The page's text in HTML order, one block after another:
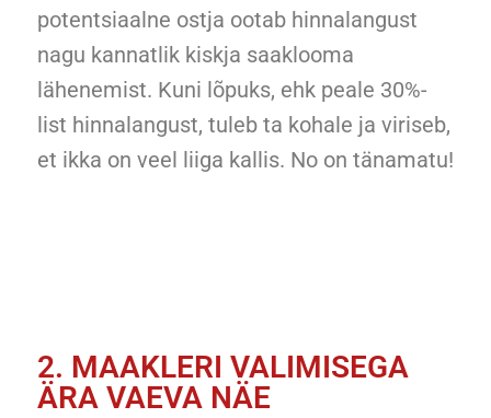
potentsiaalne ostja ootab hinnalangust
nagu kannatlik kiskja saaklooma
lähenemist. Kuni lõpuks, ehk peale 30%-
list hinnalangust, tuleb ta kohale ja viriseb,
et ikka on veel liiga kallis. No on tänamatu!
2. MAAKLERI VALIMISEGA
ÄRA VAEVA NÄE